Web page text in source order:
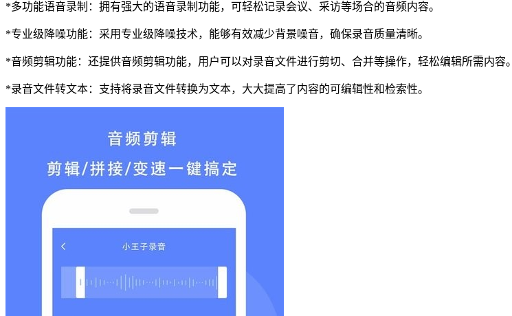
*多功能语音录制：拥有强大的语音录制功能，可轻松记录会议、采访等场合的音频内容。
*专业级降噪功能：采用专业级降噪技术，能够有效减少背景噪音，确保录音质量清晰。
*音频剪辑功能：还提供音频剪辑功能，用户可以对录音文件进行剪切、合并等操作，轻松编辑所需内容。
*录音文件转文本：支持将录音文件转换为文本，大大提高了内容的可编辑性和检索性。